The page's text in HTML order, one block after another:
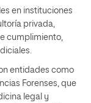
en instituciones
privada,
cumplimiento,
entidades como
Forenses, que
legal y